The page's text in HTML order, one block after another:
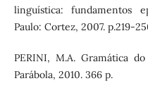
linguística: fundamentos
Paulo: Cortez, 2007. p.219-
PERINI, M.A. Gramática
Parábola, 2010. 366 p.